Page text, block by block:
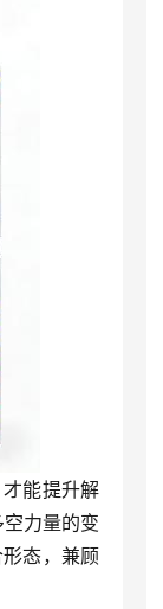
能提升解
力量的变
态，兼顾